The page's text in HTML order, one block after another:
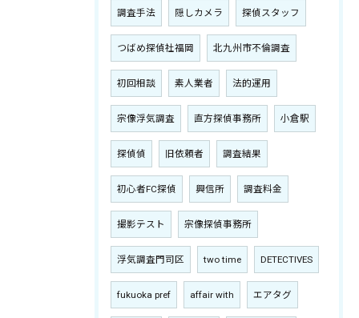
調査手法 隠しカメラ 探偵スタッフ
つばめ探偵社福岡 北九州市不倫調査
初回相談 素人業者 法的運用
宗像浮気調査 直方探偵事務所 小倉駅
探偵偵 旧依頼者 調査結果
初心者FC探偵 興信所 調査料金
撮影テスト 宗像探偵事務所
浮気調査門司区 two time DETECTIVES
fukuoka pref affair with エアタグ